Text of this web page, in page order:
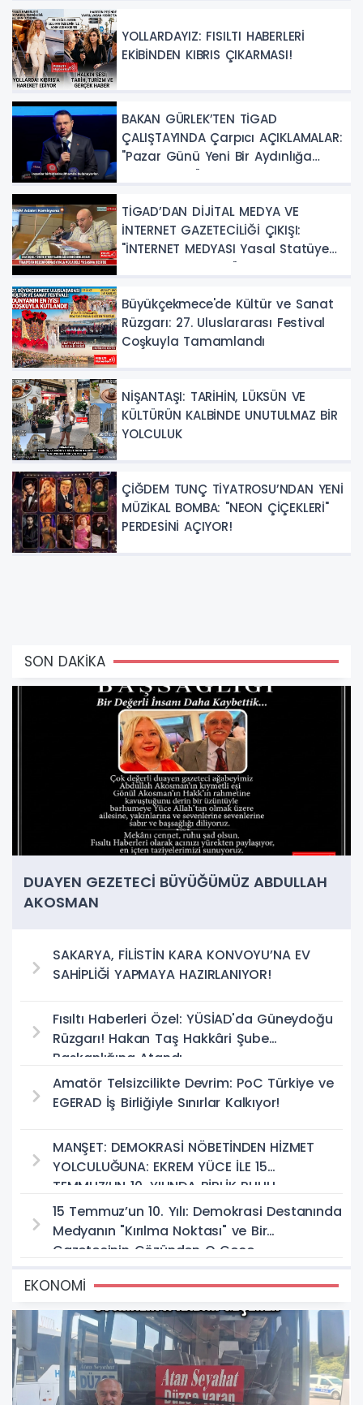
YOLLARDAYIZ: FISILTI HABERLERİ
EKİBİNDEN KIBRIS ÇIKARMASI!
BAKAN GÜRLEK’TEN TİGAD
ÇALIŞTAYINDA Çarpıcı AÇIKLAMALAR:
"Pazar Günü Yeni Bir Aydınlığa
Uyanacağız"
TİGAD’DAN DİJİTAL MEDYA VE
İNTERNET GAZETECİLİĞİ ÇIKIŞI:
"İNTERNET MEDYASI Yasal Statüye
Kavuşturulmalıdır"
Büyükçekmece'de Kültür ve Sanat
Rüzgarı: 27. Uluslararası Festival
Coşkuyla Tamamlandı
NİŞANTAŞI: TARİHİN, LÜKSÜN VE
KÜLTÜRÜN KALBİNDE UNUTULMAZ BİR
YOLCULUK
ÇİĞDEM TUNÇ TİYATROSU’NDAN YENİ
MÜZİKAL BOMBA: "NEON ÇİÇEKLERİ"
PERDESİNİ AÇIYOR!
SON DAKİKA
DUAYEN GEZETECİ BÜYÜĞÜMÜZ ABDULLAH
AKOSMAN
SAKARYA, FİLİSTİN KARA KONVOYU’NA EV
SAHİPLİĞİ YAPMAYA HAZIRLANIYOR!
Fısıltı Haberleri Özel: YÜSİAD'da Güneydoğu
Rüzgarı! Hakan Taş Hakkâri Şube
Başkanlığına Atandı
Amatör Telsizcilikte Devrim: PoC Türkiye ve
EGERAD İş Birliğiyle Sınırlar Kalkıyor!
MANŞET: DEMOKRASİ NÖBETİNDEN HİZMET
YOLCULUĞUNA: EKREM YÜCE İLE 15
TEMMUZ’UN 10. YILINDA BİRLİK RUHU
15 Temmuz’un 10. Yılı: Demokrasi Destanında
Medyanın "Kırılma Noktası" ve Bir
Gazetecinin Gözünden O Gece
EKONOMİ